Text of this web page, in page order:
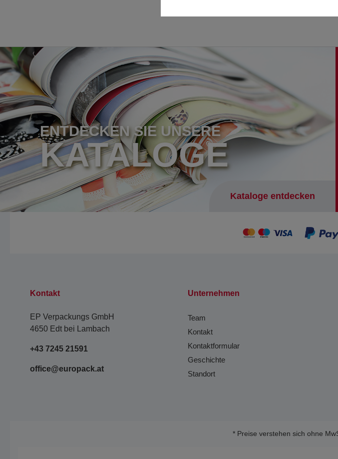
ENTDECKEN SIE UNSERE
KATALOGE
Kataloge entdecken
Kontakt
EP Verpackungs GmbH
4650 Edt bei Lambach
+43 7245 21591
office@europack.at
Unternehmen
Team
Kontakt
Kontaktformular
Geschichte
Standort
* Preise verstehen sich ohne